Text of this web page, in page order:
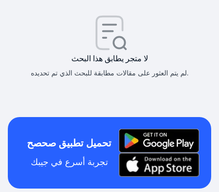
لا متجر يطابق هذا البحث
لم يتم العثور على مقالات مطابقة للبحث الذي تم تحديده.
تحميل تطبيق صحصح
تجربة أسرع في جيبك